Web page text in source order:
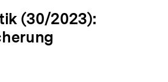
(30/2023):